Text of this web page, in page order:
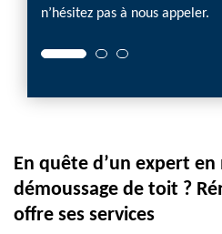
n’hésitez pas à nous appeler.
En quête d’un expert
démoussage de toit ?
offre ses services